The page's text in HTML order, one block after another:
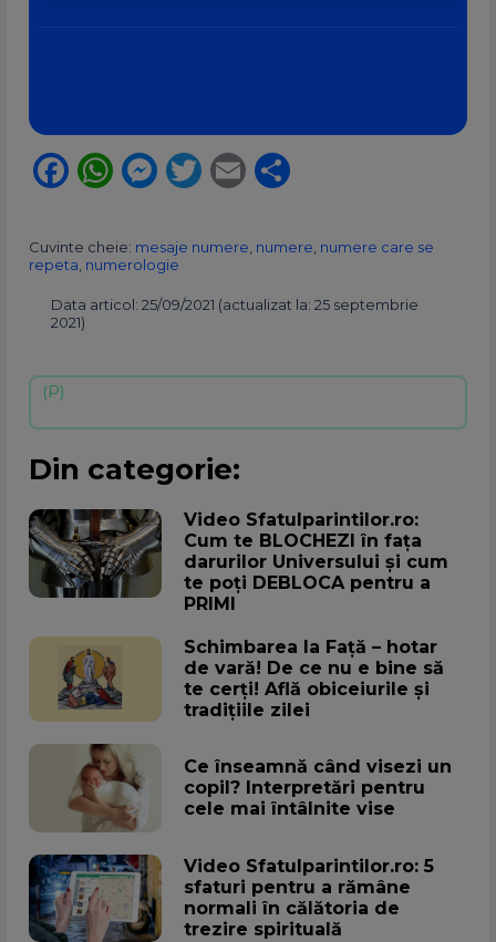
Facebook
WhatsApp
Messenger
Twitter
Email
Cuvinte cheie: mesaje numere numere numere care se
repeta numerologie
Data articol: 25/09/2021 (actualizat la: 25 septembrie
2021)
Din categorie:
Video Sfatulparintilor.ro:
Cum te BLOCHEZI în fața
darurilor Universului și cum
te poți DEBLOCA pentru a
PRIMI
Schimbarea la Față – hotar
de vară! De ce nu e bine să
te cerți! Află obiceiurile și
tradițiile zilei
Ce înseamnă când visezi un
copil? Interpretări pentru
cele mai întâlnite vise
Video Sfatulparintilor.ro: 5
sfaturi pentru a rămâne
normali în călătoria de
trezire spirituală